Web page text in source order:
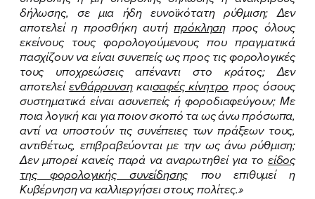
δήλωσης, σε μια ήδη ευνοϊκότατη ρύθμιση; Δεν
αποτελεί η προσθήκη αυτήπρόκλησηπρος όλους
εκείνους τους φορολογούμενους που πραγματικά
πασχίζουν να είναι συνεπείς ως προς τις φορολογικές
τους υποχρεώσεις απέναντι στο κράτος; Δεν
αποτελείενθάρρυνσηκαισαφές κίνητρο προς όσους
συστηματικά είναι ασυνεπείς ή φοροδιαφεύγουν; Με
ποια λογική και για ποιον σκοπό τα ως άνω πρόσωπα,
αντί να υποστούν τις συνέπειες των πράξεων τους,
αντιθέτως, επιβραβεύονται με την ως άνω ρύθμιση;
Δεν μπορεί κανείς παρά να αναρωτηθεί για το είδος
της φορολογικής συνείδησης που επιθυμεί η
Κυβέρνηση να καλλιεργήσει στους πολίτες.»